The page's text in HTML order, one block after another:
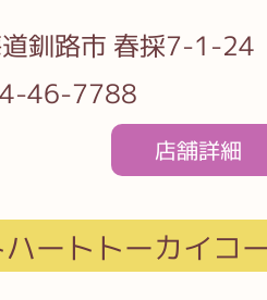
釧路市 春採7-1-24
46-7788
店舗詳細
ートトーカイコ